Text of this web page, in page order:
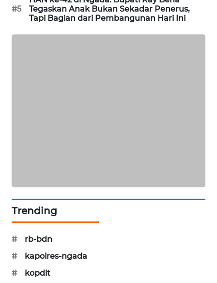
#5
Tegaskan Anak Bukan Sekadar Penerus,
Tapi Bagian dari Pembangunan Hari Ini
Trending
#
rb-bdn
#
kapolres-ngada
#
kopdit